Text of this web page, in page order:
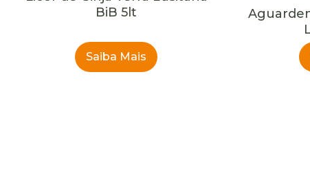
BiB 5lt
Saiba Mais